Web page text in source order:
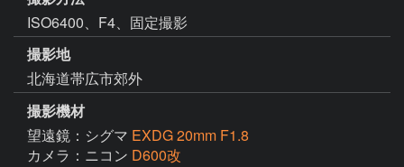
ISO6400、F4、固定撮影
撮影地
北海道帯広市郊外
撮影機材
望遠鏡：シグマ EXDG 20mm F1.8
カメラ：ニコン D600改